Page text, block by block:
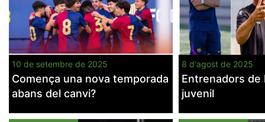
10 de setembre de 2025
Comença una nova temporada
abans del canvi?
8 d'agost de 2025
Entrenadors de
juvenil